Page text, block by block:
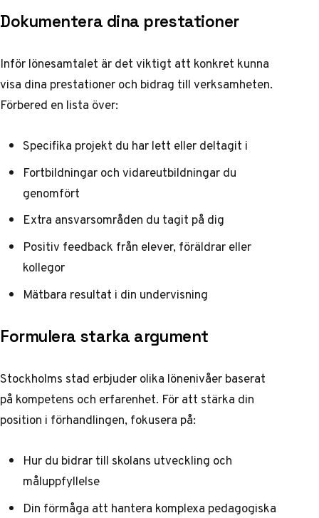
Dokumentera dina prestationer
Inför lönesamtalet är det viktigt att konkret kunna
visa dina prestationer och bidrag till verksamheten.
Förbered en lista över:
Specifika projekt du har lett eller deltagit i
Fortbildningar och vidareutbildningar du
genomfört
Extra ansvarsområden du tagit på dig
Positiv feedback från elever, föräldrar eller
kollegor
Mätbara resultat i din undervisning
Formulera starka argument
Stockholms stad erbjuderolika lönenivåer baserat
på kompetens och erfarenhet. För att stärka din
position i förhandlingen, fokusera på:
Hur du bidrar till skolans utveckling och
måluppfyllelse
Din förmåga att hantera komplexa pedagogiska